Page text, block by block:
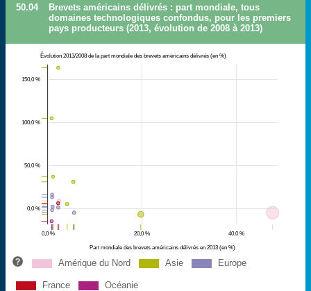
50.04
Brevets américains délivrés : part mondiale, tous
domaines technologiques confondus, pour les premiers
pays producteurs (2013, évolution de 2008 à 2013)
0,0 % 20,0 % 40,0 %
Part mondiale des brevets américains délivrés en 2013 (en %)
0,0 %
50,0 %
100,0 %
150,0 %
Évolution 2013/2008 de la part mondiale des brevets américains délivrés (en %)
Amérique du Nord Asie Europe
France Océanie